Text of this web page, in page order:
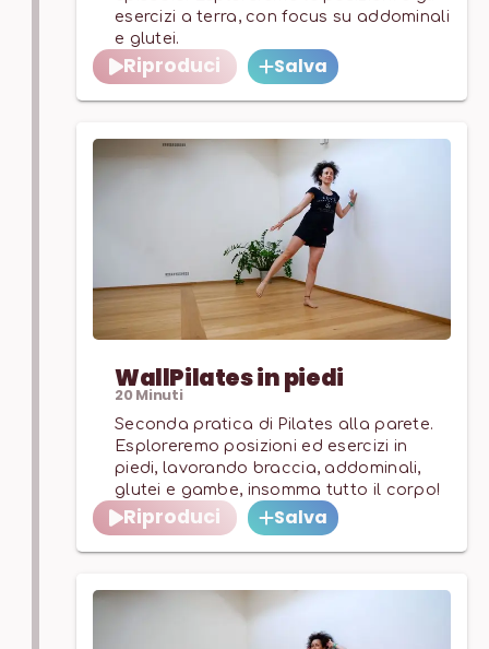
esercizi a terra, con focus su addominali
e glutei.
Riproduci Salva
WallPilates in piedi
20Minuti
Seconda pratica di Pilates alla parete.
Esploreremo posizioni ed esercizi in
piedi, lavorando braccia, addominali,
glutei e gambe, insomma tutto il corpo!
Riproduci Salva